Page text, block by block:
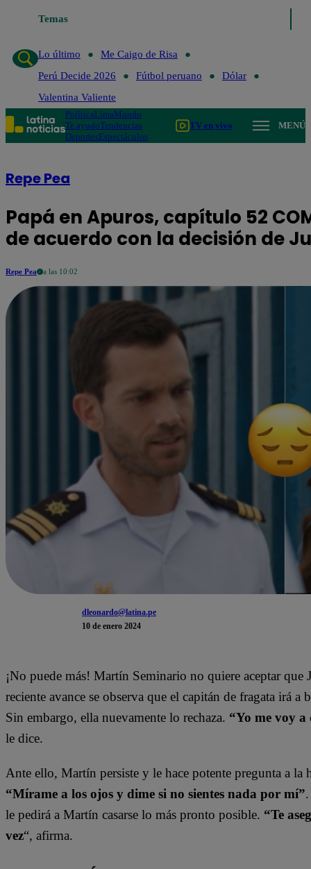
Temas
de Risa Perú Decide 2026
Lo último
Me Caigo de Risa
Perú Decide 2026
Fútbol peruano
Dólar
Valentina Valiente
PolíticaLimaMundo
Te ayudoTendencias
DeportesEspectáculos
TV en vivo MENÚ
Repe Pea
Papá en Apuros, capítulo 52
de acuerdo con la decisión de
Repe Pea a las 10:02
dleonardo@latina.pe
10 de enero 2024
¡No puede más! Martín Seminario no quiere aceptar
reciente avance se observa que el capitán de fragata irá a
Sin embargo, ella nuevamente lo rechaza. “Yo me voy a
le dice.
Ante ello, Martín persiste y le hace potente pregunta a la
“Mírame a los ojos y dime si no sientes nada por mí”
le pedirá a Martín casarse lo más pronto posible. “Te
vez“, afirma.